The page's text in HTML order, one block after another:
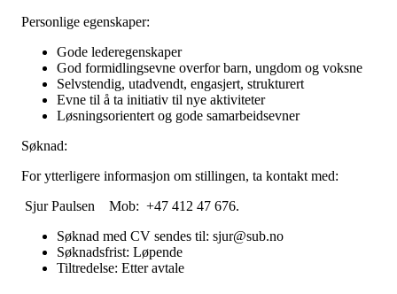
Personlige egenskaper:
Gode lederegenskaper
God formidlingsevne overfor barn, ungdom og voksne
Selvstendig, utadvendt, engasjert, strukturert
Evne til å ta initiativ til nye aktiviteter
Løsningsorientert og gode samarbeidsevner
Søknad:
For ytterligere informasjon om stillingen, ta kontakt med:
Sjur Paulsen Mob: +47 412 47 676.
Søknad med CV sendes til: sjur@sub.no
Søknadsfrist: Løpende
Tiltredelse: Etter avtale